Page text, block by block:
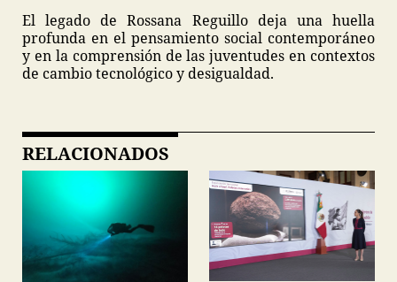
El legado de Rossana Reguillo deja una huella
profunda en el pensamiento social contemporáneo
y en la comprensión de las juventudes en contextos
de cambio tecnológico y desigualdad.
RELACIONADOS